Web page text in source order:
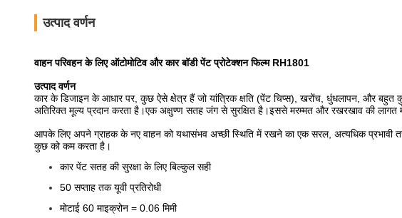
उत्पाद वर्णन
वाहन परिवहन के लिए ऑटोमोटिव और कार बॉडी पेंट प्रोटेक्शन फिल्म RH1801
उत्पाद वर्णन
कार के डिजाइन के आधार पर, कुछ ऐसे क्षेत्र हैं जो यांत्रिक क्षति (पेंट चिप्स), खरोंच, धुंधलापन, और
अतिरिक्त मूल्य प्रदान करता है।एक अक्षुण्ण सतह जंग से सुरक्षित है।इससे मरम्मत और रखरखाव की
आपके लिए अपने ग्राहक के नए वाहन को यथासंभव अच्छी स्थिति में रखने का एक सरल, अत्यधिक प्रभावी
कुछ को कम करता है।
कार पेंट सतह की सुरक्षा के लिए बिल्कुल सही
50 सप्ताह तक यूवी प्रतिरोधी
मोटाई 60 माइक्रोन = 0.06 मिमी